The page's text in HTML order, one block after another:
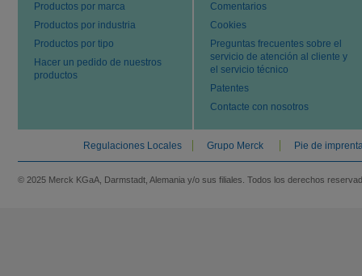
Productos por marca
Productos por industria
Productos por tipo
Hacer un pedido de nuestros
productos
Comentarios
Cookies
Preguntas frecuentes sobre el
servicio de atención al cliente y
el servicio técnico
Patentes
Contacte con nosotros
Regulaciones Locales Grupo Merck Pie de
© 2025 Merck KGaA, Darmstadt, Alemania y/o sus filiales. Todos los derechos